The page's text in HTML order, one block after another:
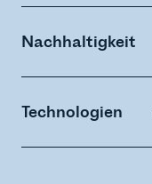
Nachhaltigkeit
Technologien